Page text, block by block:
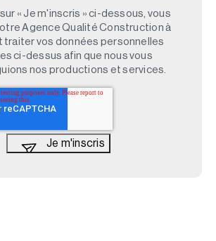
« Je m'inscris » ci-dessous, vous
Agence Qualité Construction à
traiter vos données personnelles
ci-dessus afin que nous vous
nos productions et services.